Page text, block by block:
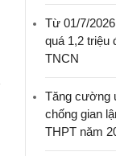
Từ 01/7/
quá 1,2 triệu
TNCN
Tăng cường
chống gian
THPT năm